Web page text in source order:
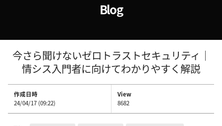
Blog
今さら聞けないゼロトラストセキュリティ│
情シス入門者に向けてわかりやすく解説
作成日時
24/04/17 (09:22)
View
8682